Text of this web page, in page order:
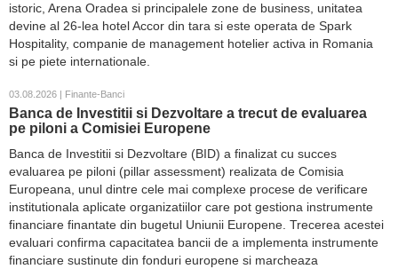
istoric, Arena Oradea si principalele zone de business, unitatea
devine al 26-lea hotel Accor din tara si este operata de Spark
Hospitality, companie de management hotelier activa in Romania
si pe piete internationale.
03.08.2026 | Finante-Banci
Banca de Investitii si Dezvoltare a trecut de evaluarea
pe piloni a Comisiei Europene
Banca de Investitii si Dezvoltare (BID) a finalizat cu succes
evaluarea pe piloni (pillar assessment) realizata de Comisia
Europeana, unul dintre cele mai complexe procese de verificare
institutionala aplicate organizatiilor care pot gestiona instrumente
financiare finantate din bugetul Uniunii Europene. Trecerea acestei
evaluari confirma capacitatea bancii de a implementa instrumente
financiare sustinute din fonduri europene si marcheaza